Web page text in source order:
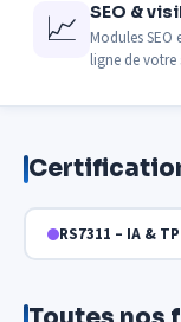
📈
SEO &
Modules
ligne de votre
RS7311 – IA &